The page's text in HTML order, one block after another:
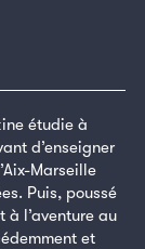
étudie à
d’enseigner
Marseille
Puis, poussé
à l’aventure au
et